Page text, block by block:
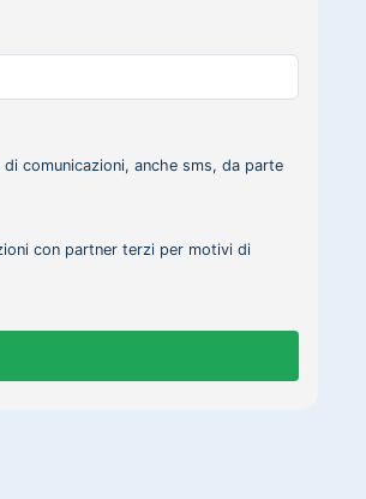
comunicazioni, anche sms, da parte
con partner terzi per motivi di